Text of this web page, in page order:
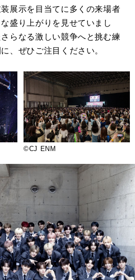
展示を目当てに多くの来場者
盛り上がりを見せていまし
らなる激しい競争へと挑む練
、ぜひご注目ください。
©CJ ENM